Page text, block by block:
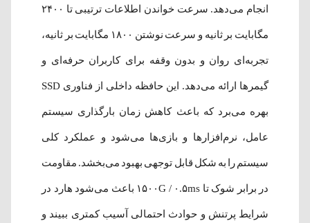
انجام می‌دهد. سرعت خواندن اطلاعات ترتیبی تا ۲۴۰۰
مگابایت بر ثانیه و سرعت نوشتن ۱۸۰۰ مگابایت بر ثانیه،
تجربه‌ای روان و بدون وقفه برای کاربران حرفه‌ای و
گیمرها ارائه می‌دهد. این حافظه داخلی از فناوری SSD
بهره می‌برد که باعث کاهش زمان بارگذاری سیستم
عامل، نرم‌افزارها و بازی‌ها می‌شود و عملکرد کلی
سیستم را به شکل قابل توجهی بهبود می‌بخشد. مقاومت
در برابر شوک تا ۱۵۰۰G / ۰.۵ms باعث می‌شود هارد در
شرایط پرتنش و حوادث احتمالی آسیب کمتری ببیند و